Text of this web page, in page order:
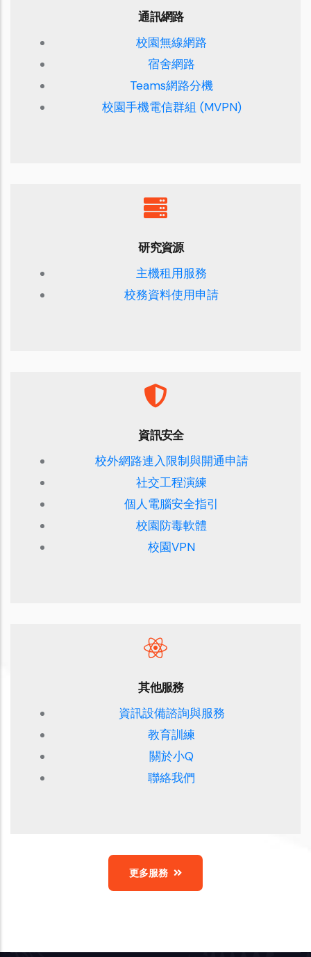
通訊網路
校園無線網路
宿舍網路
Teams網路分機
校園手機電信群組 (MVPN)
研究資源
主機租用服務
校務資料使用申請
資訊安全
校外網路連入限制與開通申請
社交工程演練
個人電腦安全指引
校園防毒軟體
校園VPN
其他服務
資訊設備諮詢與服務
教育訓練
關於小Q
聯絡我們
更多服務